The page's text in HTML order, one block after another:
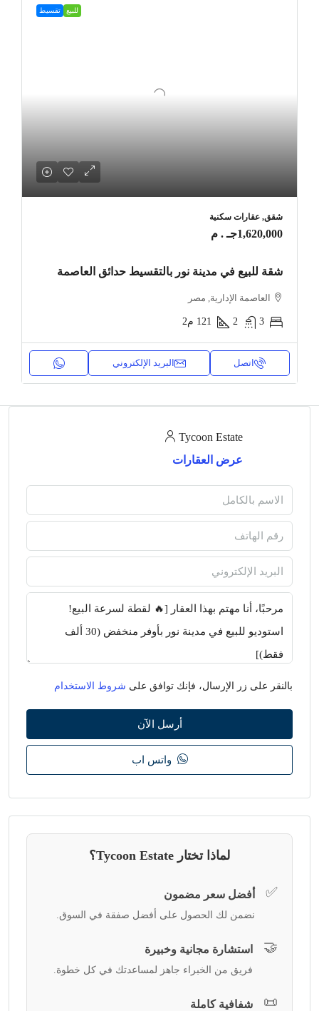
للبيع تقسيط
شقق, عقارات سكنية
1,620,000جـ . م
شقة للبيع في مدينة نور بالتقسيط حدائق العاصمة
العاصمة الإدارية, مصر
3
2
121 م2
اتصل البريد الإلكتروني
Tycoon Estate
عرض العقارات
بالنقر على زر الإرسال، فإنك توافق على شروط الاستخدام
أرسل الآن
واتس اب
لماذا تختار Tycoon Estate؟
✅ أفضل سعر مضمون
نضمن لك الحصول على أفضل صفقة في السوق.
🤝 استشارة مجانية وخبيرة
فريق من الخبراء جاهز لمساعدتك في كل خطوة.
📜 شفافية كاملة